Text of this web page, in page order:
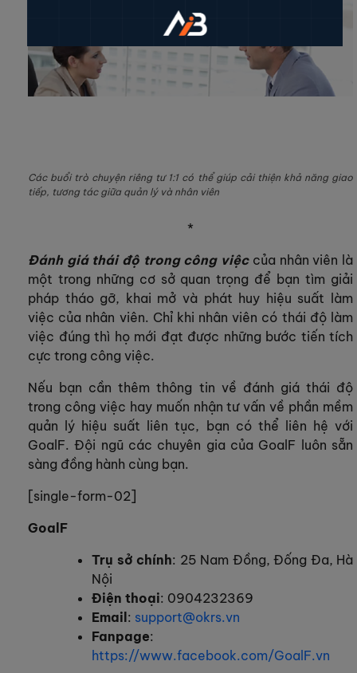
Các buổi trò chuyện riêng tư 1:1 có thể giúp cải thiện khả năng giao
tiếp, tương tác giữa quản lý và nhân viên
*
Đánhgiá thái độ trong công việccủa nhân viên là
một trong những cơ sở quan trọng để bạn tìm giải
pháp tháo gỡ, khai mở và phát huy hiệu suất làm
việc của nhân viên. Chỉ khi nhân viên có thái độ làm
việc đúng thì họ mới đạt được những bước tiến tích
cực trong công việc.
Nếu bạn cần thêm thông tin về đánh giá thái độ
trong công việc hay muốn nhận tư vấn về phần mềm
quản lý hiệu suất liên tục, bạn có thể liên hệ với
GoalF. Đội ngũ các chuyên gia của GoalF luôn sẵn
sàng đồng hành cùng bạn.
[single-form-02]
GoalF
Trụ sở chính: 25 Nam Đồng, Đống Đa, Hà
Nội
Điện thoại: 0904232369
Email: support@okrs.vn
Fanpage:
https://www.facebook.com/GoalF.vn